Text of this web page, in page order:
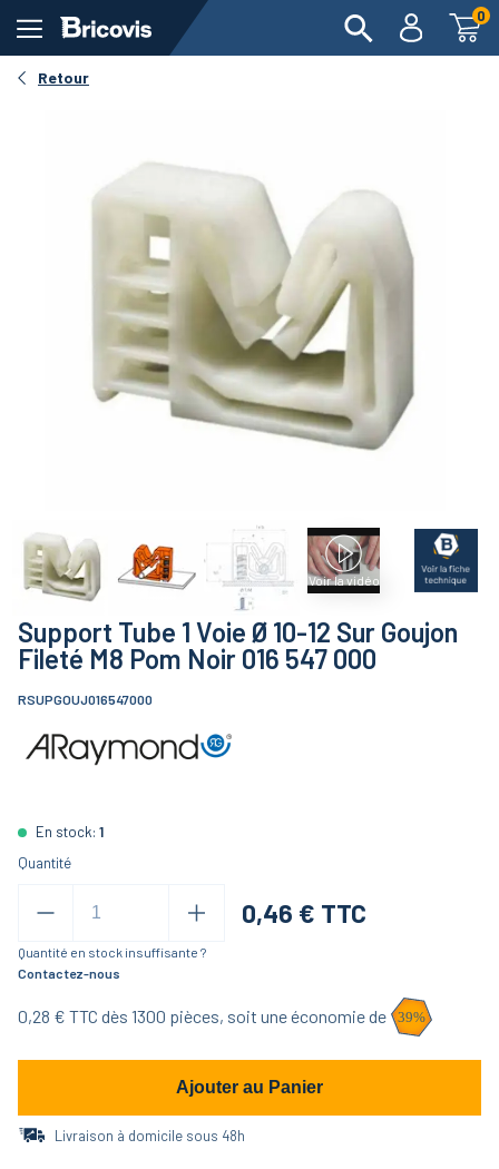
0
Retour
Voir la vidéo
Support Tube 1 Voie Ø 10-12 Sur Goujon
Fileté M8 Pom Noir 016 547 000
RSUPGOUJ016547000
En stock: 1
Quantité
0,46 € TTC
Quantité en stock insuffisante ?
Contactez-nous
0,28 € TTC dès 1300 pièces, soit une économie de 39%
Ajouter au Panier
Livraison à domicile sous 48h